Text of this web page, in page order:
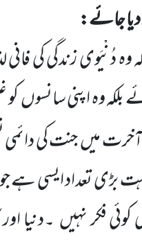
دیا جائے:
دُنْیَوی زندگی کی فانی
بلکہ وہ اپنی
میں جنت کی
تعداد ایسی ہے جو
فکر نہیں